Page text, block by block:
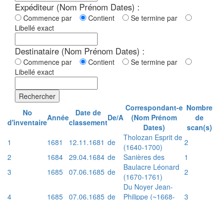
Expéditeur (Nom Prénom Dates) :
Commence par Contient
Se termine par
Libellé exact
Destinataire (Nom Prénom Dates) :
Commence par Contient
Se termine par
Libellé exact
Rechercher
No
d'inventaireAnnée
Date de
classementDe/A
Correspondant-e
(Nom Prénom
Dates)
Nombre
de
scan(s)
1
1681 12.11.1681 de
Tholozan Esprit de
(1640-1700)
2
2
1684 29.04.1684 de Sanières des
1
3
1685 07.06.1685 de
Baulacre Léonard
(1670-1761)
2
4 1685 07.06.1685 de
Du Noyer Jean-
Philippe (~1668-
3